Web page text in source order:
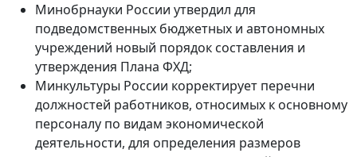
Минобрнауки России утвердил для
подведомственных бюджетных и автономных
учреждений новый порядок составления и
утверждения Плана ФХД;
Минкультуры России корректирует перечни
должностей работников, относимых к основному
персоналу по видам экономической
деятельности, для определения размеров